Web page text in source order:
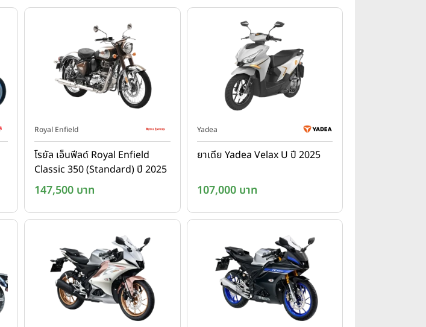
Royal Enfield
โรยัล เอ็นฟีลด์ Royal Enfield
Classic 350 (Standard) ปี 2025
147,500 บาท
Yadea
ยาเดีย Yadea Velax U ปี 2025
107,000 บาท